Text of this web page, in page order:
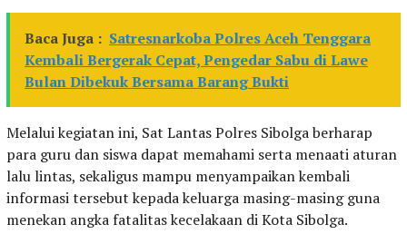
Baca Juga : Satresnarkoba Polres Aceh Tenggara
Kembali Bergerak Cepat, Pengedar Sabu di Lawe
Bulan Dibekuk Bersama Barang Bukti
Melalui kegiatan ini, Sat Lantas Polres Sibolga berharap
para guru dan siswa dapat memahami serta menaati aturan
lalu lintas, sekaligus mampu menyampaikan kembali
informasi tersebut kepada keluarga masing-masing guna
menekan angka fatalitas kecelakaan di Kota Sibolga.